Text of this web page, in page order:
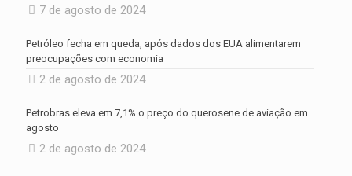
7 de agosto de 2024
Petróleo fecha em queda, após dados dos EUA alimentarem
preocupações com economia
2 de agosto de 2024
Petrobras eleva em 7,1% o preço do querosene de aviação em
agosto
2 de agosto de 2024